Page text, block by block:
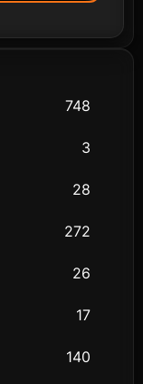
748
3
28
272
26
17
140